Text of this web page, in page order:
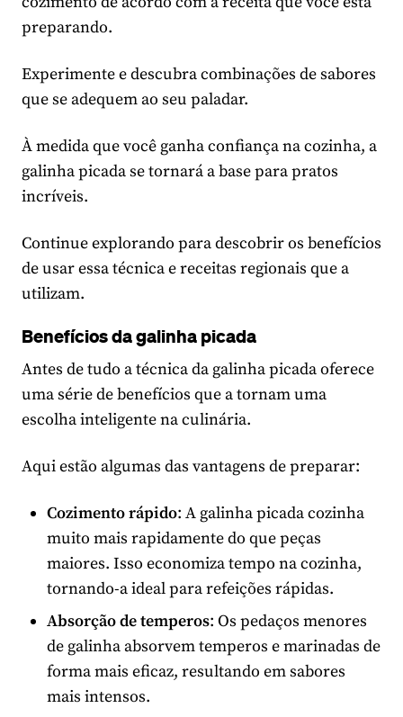
preparando.
Experimente e descubra combinações de sabores
que se adequem ao seu paladar.
À medida que você ganha confiança na cozinha, a
galinha picada se tornará a base para pratos
incríveis.
Continue explorando para descobrir os benefícios
de usar essa técnica e receitas regionais que a
utilizam.
Benefícios da galinha picada
Antes de tudo a técnica da galinha picada oferece
uma série de benefícios que a tornam uma
escolha inteligente na culinária.
Aqui estão algumas das vantagens de preparar:
Cozimento rápido: A galinha picada cozinha
muito mais rapidamente do que peças
maiores. Isso economiza tempo na cozinha,
tornando-a ideal para refeições rápidas.
Absorção de temperos: Os pedaços menores
de galinha absorvem temperos e marinadas de
forma mais eficaz, resultando em sabores
mais intensos.